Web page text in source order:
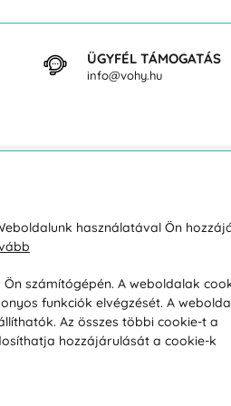
ÜGYFÉL TÁMOGATÁS
info@vohy.hu
Társaságról
Magánélet
Tanácsadó iroda
használatával Ön
számítógépén. A weboldalak
funkciók elvégzését. A
Az összes többi cookie-t a
hozzájárulását a cookie-k